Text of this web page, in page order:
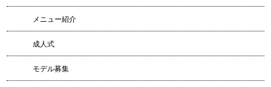
メニュー紹介
成人式
モデル募集